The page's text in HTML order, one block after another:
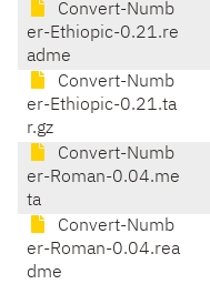
Convert-Numb
er-Ethiopic-0.21.re
adme
Convert-Numb
er-Ethiopic-0.21.ta
r.gz
Convert-Numb
er-Roman-0.04.me
ta
Convert-Numb
er-Roman-0.04.rea
dme